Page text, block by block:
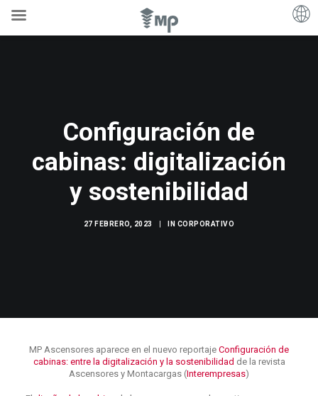
Configuración de
cabinas: digitalización
y sostenibilidad
27 FEBRERO, 2023 IN CORPORATIVO
MP Ascensores aparece en el nuevo reportaje Configuración de
cabinas: entre la digitalización y la sostenibilidad de la revista
Ascensores y Montacargas (Interempresas)